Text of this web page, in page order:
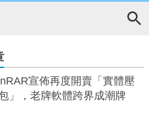
宣佈再度開賣「實體壓
」，老牌軟體跨界成潮牌